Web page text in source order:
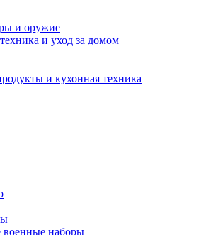
и оружие
и уход за домом
и кухонная техника
военные наборы